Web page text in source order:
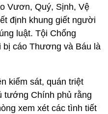
Vươn, Quý, Sịnh, Vệ
định khung giết người
luật. Tội Chống
cáo Thương và Báu là
kiểm sát, quán triệt
tướng Chính phủ rằng
xem xét các tình tiết